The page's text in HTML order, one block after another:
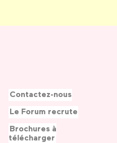
Contactez-nous
Le Forum recrute
Brochures à
télécharger